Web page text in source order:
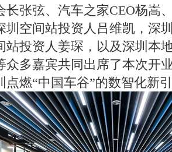
长张弦、汽车之家CEO杨嵩
圳空间站投资人吕维凯，深
站投资人姜琛，以及深圳本
众多嘉宾共同出席了本次开
点燃“中国车谷”的数智化新